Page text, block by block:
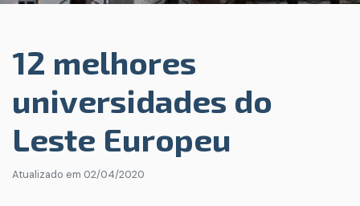
12 melhores
universidades do
Leste Europeu
Atualizado em 02/04/2020